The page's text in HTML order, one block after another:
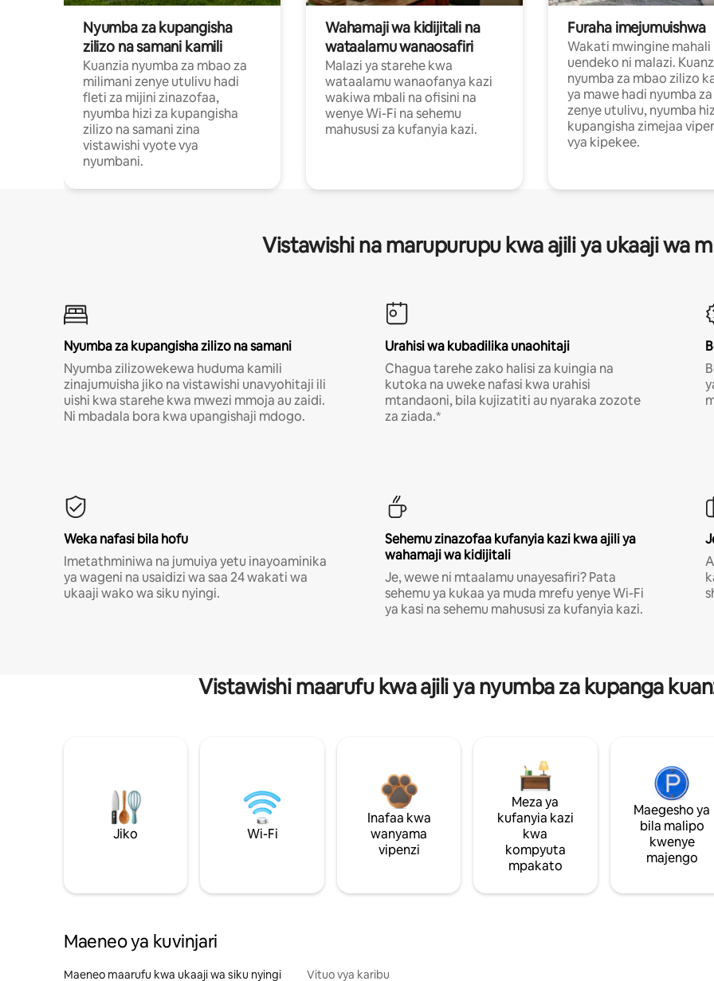
Nyumba za kupangisha
zilizo na samani kamili
Kuanzia nyumba za mbao za
milimani zenye utulivu hadi
fleti za mijini zinazofaa,
nyumba hizi za kupangisha
zilizo na samani zina
vistawishi vyote vya
nyumbani.
Wahamaji wa kidijitali na
wataalamu wanaosafiri
Malazi ya starehe kwa
wataalamu wanaofanya kazi
wakiwa mbali na ofisini na
wenye Wi-Fi na sehemu
mahususi za kufanyia kazi.
Furaha imejumuishwa
Wakati mwingine mahali
uendeko ni malazi.
nyumba za mbao zilizo
ya mawe hadi nyumba
zenye utulivu, nyumba
kupangisha zimejaa
vya kipekee.
Vistawishi na marupurupu kwa ajili ya ukaaji wa
Nyumba za kupangisha zilizo na samani
Nyumba zilizowekewa huduma kamili
zinajumuisha jiko na vistawishi unavyohitaji ili
uishi kwa starehe kwa mwezi mmoja au zaidi.
Ni mbadala bora kwa upangishaji mdogo.
Urahisi wa kubadilika unaohitaji
Chagua tarehe zako halisi za kuingia na
kutoka na uweke nafasi kwa urahisi
mtandaoni, bila kujizatiti au nyaraka zozote
za ziada.*
Weka nafasi bila hofu
Imetathminiwa na jumuiya yetu inayoaminika
ya wageni na usaidizi wa saa 24 wakati wa
ukaaji wako wa siku nyingi.
Sehemu zinazofaa kufanyia kazi kwa ajili ya
wahamaji wa kidijitali
Je, wewe ni mtaalamu unayesafiri? Pata
sehemu ya kukaa ya muda mrefu yenye Wi-Fi
ya kasi na sehemu mahususi za kufanyia kazi.
Vistawishi maarufu kwa ajili ya nyumba za kupanga
Jiko Wi-Fi
Inafaa kwa
wanyama
vipenzi
Meza ya
kufanyia kazi
kwa
kompyuta
mpakato
Maegesho ya
bila malipo
kwenye
majengo
Maeneo ya kuvinjari
Maeneo maarufu kwa ukaaji wa siku nyingi Vituo vya karibu